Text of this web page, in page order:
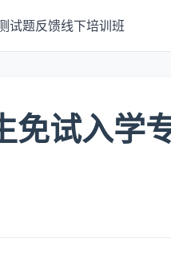
试题反馈线下培训班
免试入学